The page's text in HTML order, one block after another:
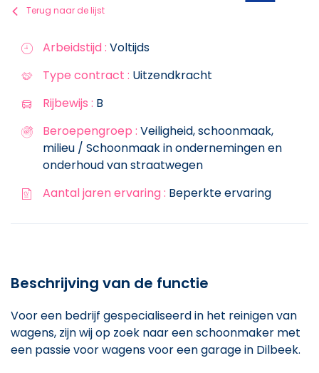
Terug naar de lijst
Arbeidstijd : Voltijds
Type contract : Uitzendkracht
Rijbewijs : B
Beroepengroep : Veiligheid, schoonmaak,
milieu / Schoonmaak in ondernemingen en
onderhoud van straatwegen
Aantal jaren ervaring : Beperkte ervaring
Beschrijving van de functie
Voor een bedrijf gespecialiseerd in het reinigen van
wagens, zijn wij op zoek naar een schoonmaker met
een passie voor wagens voor een garage in Dilbeek.